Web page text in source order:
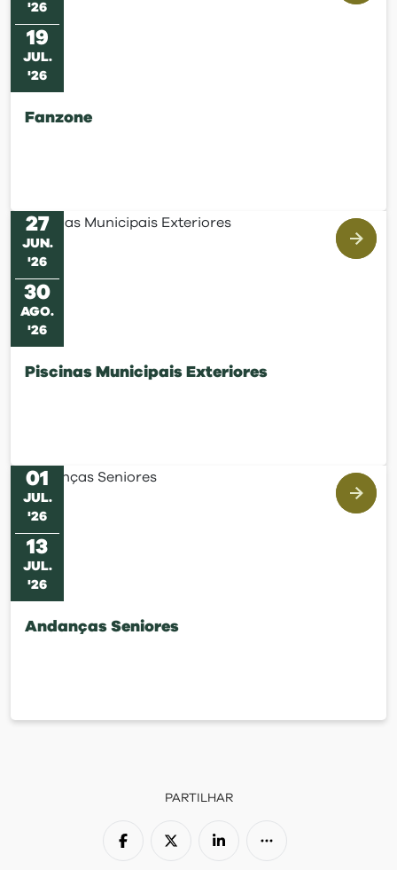
'26
19
JUL.
'26
Fanzone
27
JUN .
'26
30
AGO.
'26
Piscinas Municipais Exteriores
01
JUL.
'26
13
JUL.
'26
Andanças Seniores
PARTILHAR